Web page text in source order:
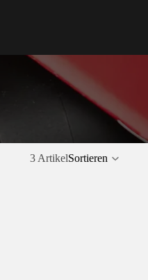
3 ArtikelSortieren